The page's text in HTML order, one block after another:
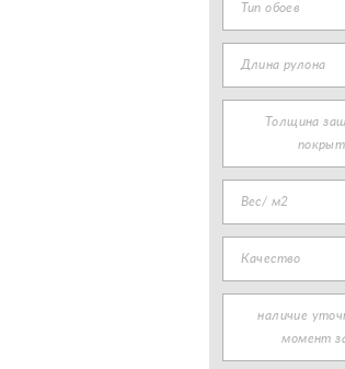
Тип обоев
Длина рулона
Толщина
Вес/ м2
Качество
наличие
момент